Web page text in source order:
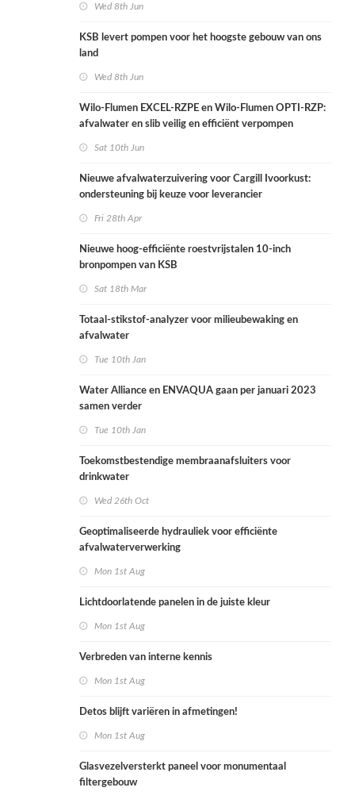
Wed 8th Jun
KSB levert pompen voor het hoogste gebouw van ons
land
Wed 8th Jun
Wilo-Flumen EXCEL-RZPE en Wilo-Flumen OPTI-RZP:
afvalwater en slib veilig en efficiënt verpompen
Sat 10th Jun
Nieuwe afvalwaterzuivering voor Cargill Ivoorkust:
ondersteuning bij keuze voor leverancier
Fri 28th Apr
Nieuwe hoog-efficiënte roestvrijstalen 10-inch
bronpompen van KSB
Sat 18th Mar
Totaal-stikstof-analyzer voor milieubewaking en
afvalwater
Tue 10th Jan
Water Alliance en ENVAQUA gaan per januari 2023
samen verder
Tue 10th Jan
Toekomstbestendige membraanafsluiters voor
drinkwater
Wed 26th Oct
Geoptimaliseerde hydrauliek voor efficiënte
afvalwaterverwerking
Mon 1st Aug
Lichtdoorlatende panelen in de juiste kleur
Mon 1st Aug
Verbreden van interne kennis
Mon 1st Aug
Detos blijft variëren in afmetingen!
Mon 1st Aug
Glasvezelversterkt paneel voor monumentaal
filtergebouw